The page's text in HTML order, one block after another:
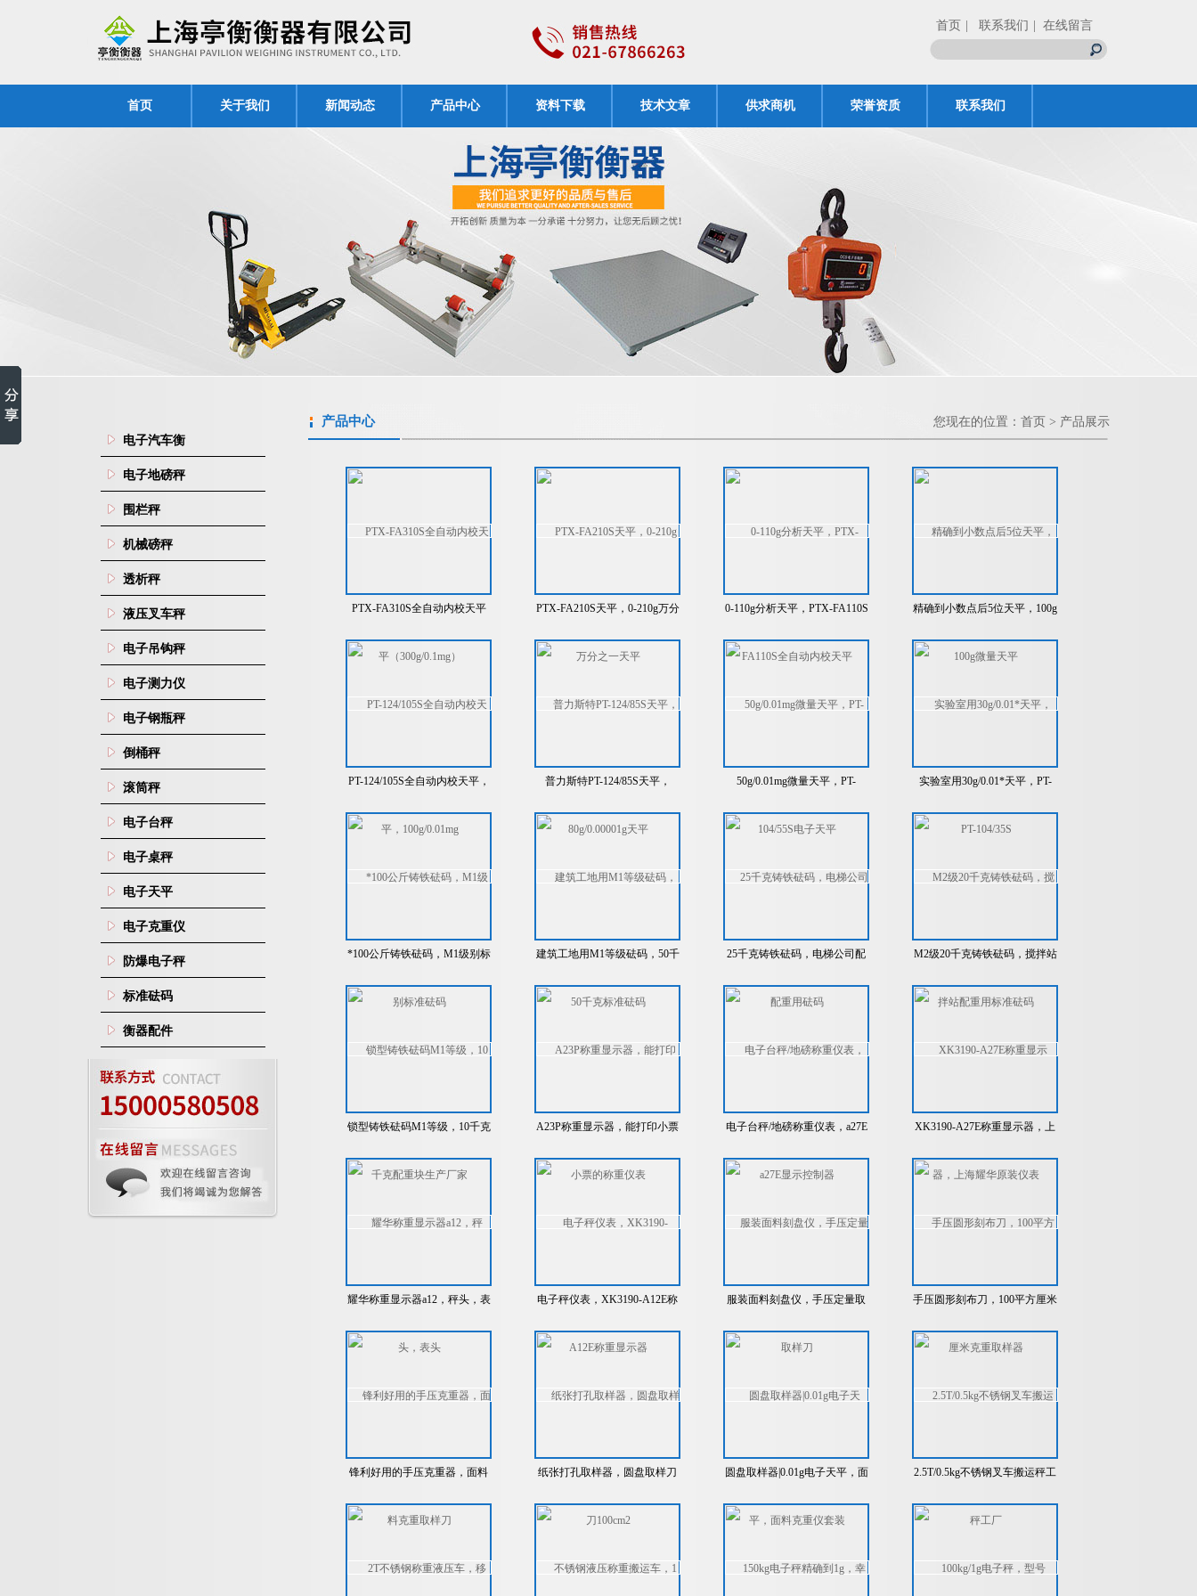
首页 | 联系我们 | 在线留言
首页 关于我们 新闻动态 产品中心 资料下载 技术文章 供求商机 荣誉资质 联系我们
电子汽车衡
电子地磅秤
围栏秤
机械磅秤
透析秤
液压叉车秤
电子吊钩秤
电子测力仪
电子钢瓶秤
倒桶秤
滚筒秤
电子台秤
电子桌秤
电子天平
电子克重仪
防爆电子秤
标准砝码
衡器配件
产品中心 您现在的位置： 首页 > 产品展示
PTX-FA310S全自动内校天平 PTX-FA210S天平，0-210g万分 0-110g分析天平，PTX-FA110S 精确到小数点后5位天平，100g
PT-124/105S全自动内校天平， 普力斯特PT-124/85S天平， 50g/0.01mg微量天平，PT- 实验室用30g/0.01*天平，PT-
*100公斤铸铁砝码，M1级别标 建筑工地用M1等级砝码，50千 25千克铸铁砝码，电梯公司配 M2级20千克铸铁砝码，搅拌站
锁型铸铁砝码M1等级，10千克 A23P称重显示器，能打印小票 电子台秤/地磅称重仪表，a27E XK3190-A27E称重显示器，上
耀华称重显示器a12，秤头，表 电子秤仪表，XK3190-A12E称 服装面料刻盘仪，手压定量取 手压圆形刻布刀，100平方厘米
锋利好用的手压克重器，面料 纸张打孔取样器，圆盘取样刀 圆盘取样器|0.01g电子天平，面 2.5T/0.5kg不锈钢叉车搬运秤工